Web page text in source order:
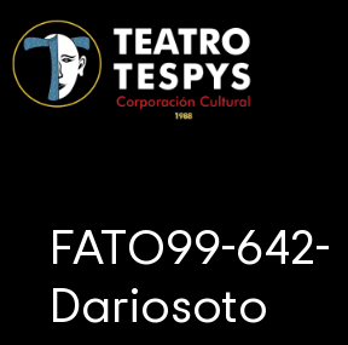
FATO99-642-
Dariosoto